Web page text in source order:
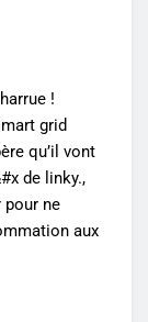
!
grid
qu’il vont
de linky.,
pour ne
aux